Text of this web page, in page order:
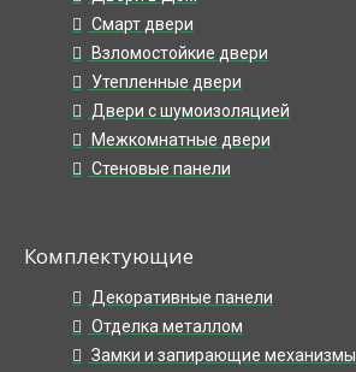
Смарт двери
Взломостойкие двери
Утепленные двери
Двери с шумоизоляцией
Межкомнатные двери
Стеновые панели
Комплектующие
Декоративные панели
Отделка металлом
Замки и запирающие механизмы